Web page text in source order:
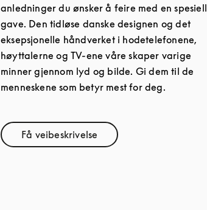
anledninger du ønsker å feire med en spesiell
gave. Den tidløse danske designen og det
eksepsjonelle håndverket i hodetelefonene,
høyttalerne og TV-ene våre skaper varige
minner gjennom lyd og bilde. Gi dem til de
menneskene som betyr mest for deg.
Få veibeskrivelseLink Opens in New Tab